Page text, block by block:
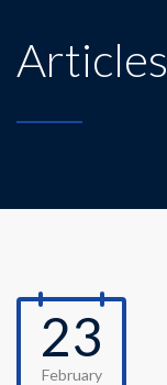
Articles
23
February